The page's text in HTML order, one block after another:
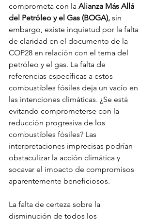
comprometa con la Alianza Más Allá
del Petróleo y el Gas (BOGA), sin
embargo, existe inquietud por la falta
de claridad en el documento de la
COP28 en relación con el tema del
petróleo y el gas. La falta de
referencias específicas a estos
combustibles fósiles deja un vacío en
las intenciones climáticas. ¿Se está
evitando comprometerse con la
reducción progresiva de los
combustibles fósiles? Las
interpretaciones imprecisas podrían
obstaculizar la acción climática y
socavar el impacto de compromisos
aparentemente beneficiosos.
La falta de certeza sobre la
disminución de todos los